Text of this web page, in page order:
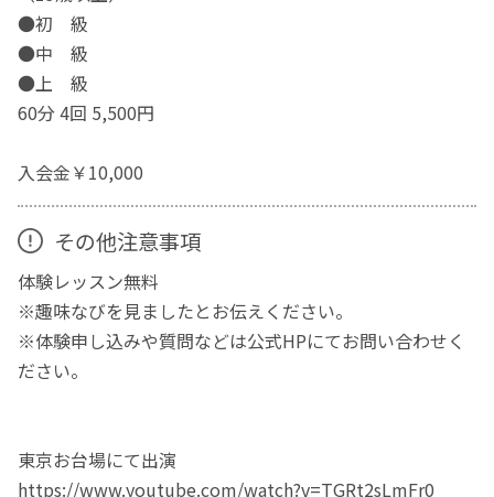
●初 級
●中 級
●上 級
60分 4回 5,500円
入会金￥10,000
その他注意事項
体験レッスン無料
※趣味なびを見ましたとお伝えください。
※体験申し込みや質問などは公式HPにてお問い合わせく
ださい。
東京お台場にて出演
https://www.youtube.com/watch?v=TGRt2sLmFr0